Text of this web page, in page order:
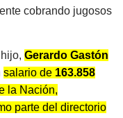
cobrando jugosos
Gerardo Gastón
salario de 163.858
la Nación,
parte del directorio